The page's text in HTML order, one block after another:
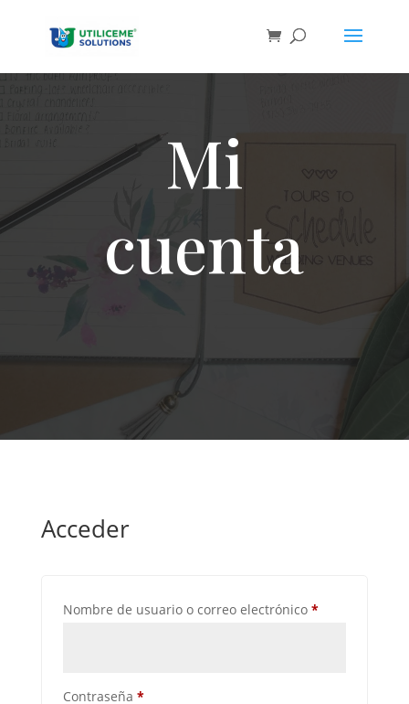
Mi
cuenta
Acceder
Nombre de usuario o correo electrónico *Obligatorio
Contraseña *Obligatorio